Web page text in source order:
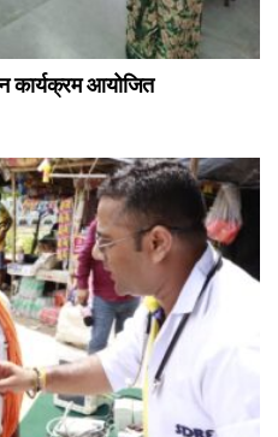
कार्यक्रम आयोजित